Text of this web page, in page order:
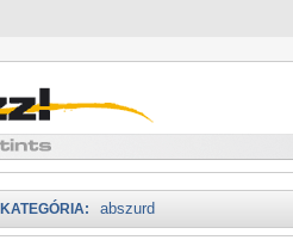
KATEGÓRIA: abszurd